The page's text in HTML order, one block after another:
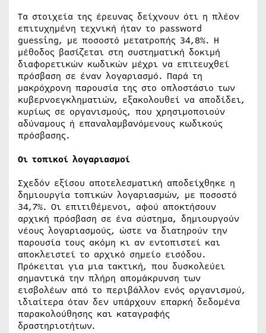
Τα στοιχεία της έρευνας δείχνουν ότι η πλέον
επιτυχημένη τεχνική ήταν το password
guessing, με ποσοστό μετατροπής 34,8%. Η
μέθοδος βασίζεται στη συστηματική δοκιμή
διαφορετικών κωδικών μέχρι να επιτευχθεί
πρόσβαση σε έναν λογαριασμό. Παρά τη
μακρόχρονη παρουσία της στο οπλοστάσιο των
κυβερνοεγκληματιών, εξακολουθεί να αποδίδει,
κυρίως σε οργανισμούς, που χρησιμοποιούν
αδύναμους ή επαναλαμβανόμενους κωδικούς
πρόσβασης.
Οι τοπικοί λογαριασμοί
Σχεδόν εξίσου αποτελεσματική αποδείχθηκε η
δημιουργία τοπικών λογαριασμών, με ποσοστό
34,7%. Οι επιτιθέμενοι, αφού αποκτήσουν
αρχική πρόσβαση σε ένα σύστημα, δημιουργούν
νέους λογαριασμούς, ώστε να διατηρούν την
παρουσία τους ακόμη κι αν εντοπιστεί και
αποκλειστεί το αρχικό σημείο εισόδου.
Πρόκειται για μια τακτική, που δυσκολεύει
σημαντικά την πλήρη απομάκρυνση των
εισβολέων από το περιβάλλον ενός οργανισμού,
ιδιαίτερα όταν δεν υπάρχουν επαρκή δεδομένα
παρακολούθησης και καταγραφής
δραστηριοτήτων.